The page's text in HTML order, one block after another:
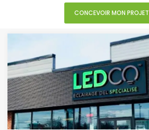
CONCEVOIR MON PROJET